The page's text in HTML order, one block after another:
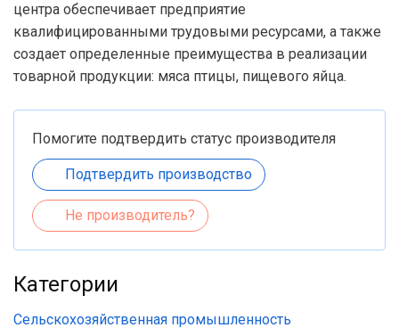
центра обеспечивает предприятие
квалифицированными трудовыми ресурсами, а также
создает определенные преимущества в реализации
товарной продукции: мяса птицы, пищевого яйца.
Помогите подтвердить статус производителя
Подтвердить производство
Не производитель?
Категории
Сельскохозяйственная промышленность